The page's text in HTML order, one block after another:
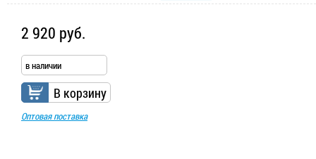
2 920 руб.
в наличии
В корзину
Оптовая поставка